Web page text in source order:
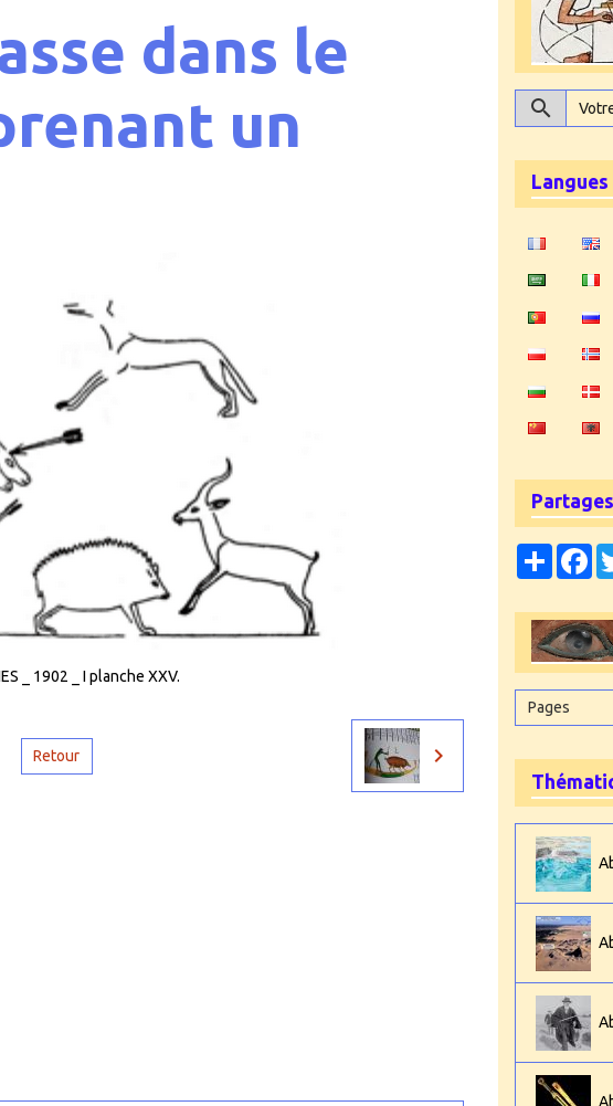
dans le
un
_ 1902 _ I planche XXV.
Retour
Partager